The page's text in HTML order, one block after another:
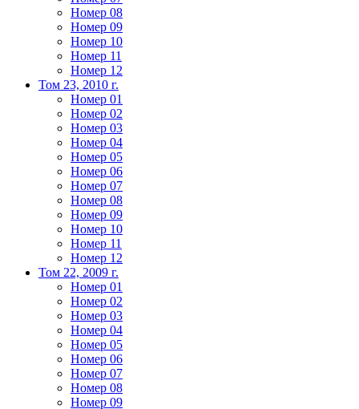
Номер 08
Номер 09
Номер 10
Номер 11
Номер 12
Том 23, 2010 г.
Номер 01
Номер 02
Номер 03
Номер 04
Номер 05
Номер 06
Номер 07
Номер 08
Номер 09
Номер 10
Номер 11
Номер 12
Том 22, 2009 г.
Номер 01
Номер 02
Номер 03
Номер 04
Номер 05
Номер 06
Номер 07
Номер 08
Номер 09